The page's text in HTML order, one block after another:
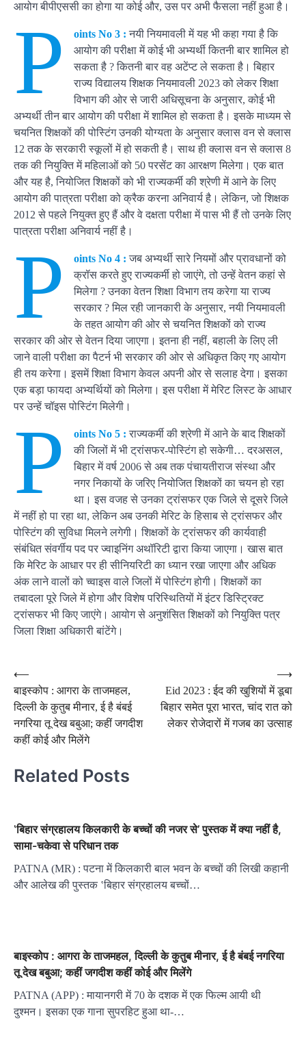
आयोग बीपीएससी का होगा या कोई और, उस पर अभी फैसला नहीं हुआ है।
P oints No 3 : नयी नियमावली में यह भी कहा गया है कि
आयोग की परीक्षा में कोई भी अभ्यर्थी कितनी बार शामिल हो
सकता है ? कितनी बार वह अटेंप्ट ले सकता है। बिहार
राज्य विद्यालय शिक्षक नियमावली 2023 को लेकर शिक्षा
विभाग की ओर से जारी अधिसूचना के अनुसार, कोई भी
अभ्यर्थी तीन बार आयोग की परीक्षा में शामिल हो सकता है। इसके माध्यम से
चयनित शिक्षकों की पोस्टिंग उनकी योग्यता के अनुसार क्लास वन से क्लास
12 तक के सरकारी स्कूलों में हो सकती है। साथ ही क्लास वन से क्लास 8
तक की नियुक्ति में महिलाओं को 50 परसेंट का आरक्षण मिलेगा। एक बात
और यह है, नियोजित शिक्षकों को भी राज्यकर्मी की श्रेणी में आने के लिए
आयोग की पात्रता परीक्षा को क्रैक करना अनिवार्य है। लेकिन, जो शिक्षक
2012 से पहले नियुक्त हुए हैं और वे दक्षता परीक्षा में पास भी हैं तो उनके लिए
पात्रता परीक्षा अनिवार्य नहीं है।
P oints No 4 :जब अभ्यर्थी सारे नियमों और प्रावधानों को
क्रॉस करते हुए राज्यकर्मी हो जाएंगे, तो उन्हें वेतन कहां से
मिलेगा ? उनका वेतन शिक्षा विभाग तय करेगा या राज्य
सरकार ? मिल रही जानकारी के अनुसार, नयी नियमावली
के तहत आयोग की ओर से चयनित शिक्षकों को राज्य
सरकार की ओर से वेतन दिया जाएगा। इतना ही नहीं, बहाली के लिए ली
जाने वाली परीक्षा का पैटर्न भी सरकार की ओर से अधिकृत किए गए आयोग
ही तय करेगा। इसमें शिक्षा विभाग केवल अपनी ओर से सलाह देगा। इसका
एक बड़ा फायदा अभ्यर्थियों को मिलेगा। इस परीक्षा में मेरिट लिस्ट के आधार
पर उन्हें चॉइस पोस्टिंग मिलेगी।
P oints No 5 : राज्यकर्मी की श्रेणी में आने के बाद शिक्षकों
की जिलों में भी ट्रांसफर-पोस्टिंग हो सकेगी… दरअसल,
बिहार में वर्ष 2006 से अब तक पंचायतीराज संस्था और
नगर निकायों के जरिए नियोजित शिक्षकों का चयन हो रहा
था। इस वजह से उनका ट्रांसफर एक जिले से दूसरे जिले
में नहीं हो पा रहा था, लेकिन अब उनकी मेरिट के हिसाब से ट्रांसफर और
पोस्टिंग की सुविधा मिलने लगेगी। शिक्षकों के ट्रांसफर की कार्यवाही
संबंधित संवर्गीय पद पर ज्वाइनिंग अथॉरिटी द्वारा किया जाएगा। खास बात
कि मेरिट के आधार पर ही सीनियरिटी का ध्यान रखा जाएगा और अधिक
अंक लाने वालों को च्वाइस वाले जिलों में पोस्टिंग होगी। शिक्षकों का
तबादला पूरे जिले में होगा और विशेष परिस्थितियों में इंटर डिस्ट्रिक्ट
ट्रांसफर भी किए जाएंगे। आयोग से अनुशंसित शिक्षकों को नियुक्ति पत्र
जिला शिक्षा अधिकारी बांटेंगे।
Post
navigation
⟵
बाइस्कोप : आगरा के ताजमहल,
दिल्ली के कुतुब मीनार, ई है बंबई
नगरिया तू देख बबुआ; कहीं जगदीश
कहीं कोई और मिलेंगे
Eid 2023 : ईद की खुशियों में डूबा
बिहार समेत पूरा भारत, चांद रात को
लेकर रोजेदारों में गजब का उत्साह
⟶
Related Posts
‛बिहार संग्रहालय किलकारी के बच्चों की नजर से’ पुस्तक में क्या नहीं है,
सामा-चकेवा से परिधान तक
PATNA (MR) : पटना में किलकारी बाल भवन के बच्चों की लिखी कहानी
और आलेख की पुस्तक ‛बिहार संग्रहालय बच्चों…
बाइस्कोप : आगरा के ताजमहल, दिल्ली के कुतुब मीनार, ई है बंबई नगरिया
तू देख बबुआ; कहीं जगदीश कहीं कोई और मिलेंगे
PATNA (APP) : मायानगरी में 70 के दशक में एक फिल्म आयी थी
दुश्मन। इसका एक गाना सुपरहिट हुआ था-…